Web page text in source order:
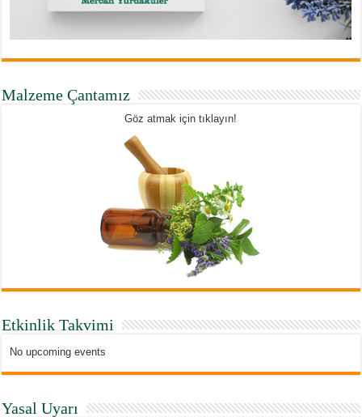
Malzeme Çantamız
Göz atmak için tıklayın!
Etkinlik Takvimi
No upcoming events
Yasal Uyarı